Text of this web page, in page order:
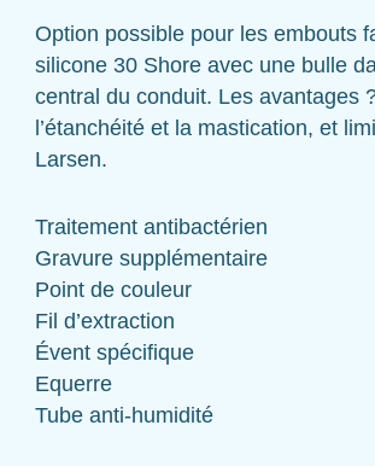
Option possible pour les embouts
silicone 30 Shore avec une bulle
central du conduit. Les avantages
l’étanchéité et la mastication, et
Larsen.
Traitement antibactérien
Gravure supplémentaire
Point de couleur
Fil d’extraction
Évent spécifique
Equerre
Tube anti-humidité